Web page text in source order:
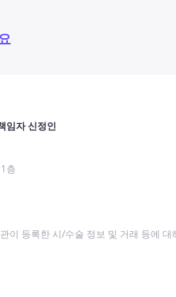
임자 신정인
층
이 등록한 시/수술 정보 및 거래 등에 대